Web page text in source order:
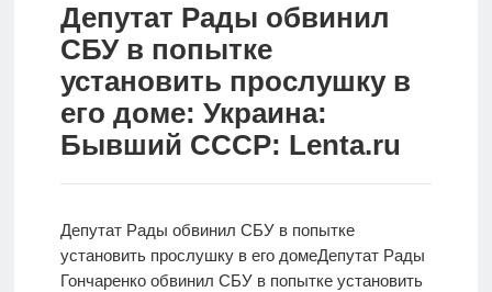
Документы
Контакты
Новости
Родителям
О
Депутат Рады обвинил
СБУ в попытке
установить прослушку в
его доме: Украина:
Бывший СССР: Lenta.ru
Депутат Рады обвинил СБУ в попытке
установить прослушку в его домеДепутат Рады
Гончаренко обвинил СБУ в попытке установить